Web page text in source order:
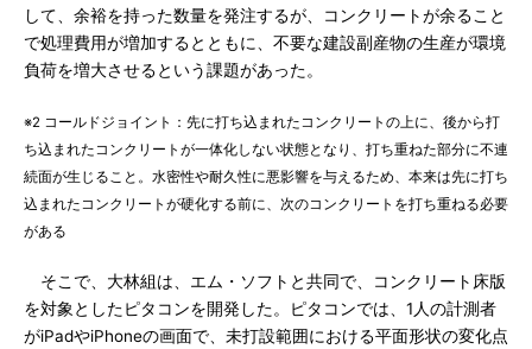
して、余裕を持った数量を発注するが、コンクリートが余ること
で処理費用が増加するとともに、不要な建設副産物の生産が環境
負荷を増大させるという課題があった。
※2 コールドジョイント：先に打ち込まれたコンクリートの上に、後から打
ち込まれたコンクリートが一体化しない状態となり、打ち重ねた部分に不連
続面が生じること。水密性や耐久性に悪影響を与えるため、本来は先に打ち
込まれたコンクリートが硬化する前に、次のコンクリートを打ち重ねる必要
がある
そこで、大林組は、エム・ソフトと共同で、コンクリート床版
を対象としたピタコンを開発した。ピタコンでは、1人の計測者
がiPadやiPhoneの画面で、未打設範囲における平面形状の変化点